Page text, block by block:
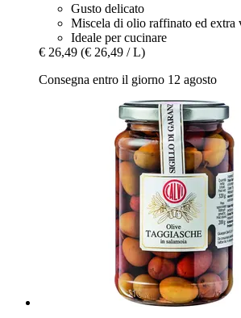
Gusto delicato
Miscela di olio raffinato ed extra
Ideale per cucinare
€ 26,49 (€ 26,49 / L)
Consegna entro il giorno 12 agosto